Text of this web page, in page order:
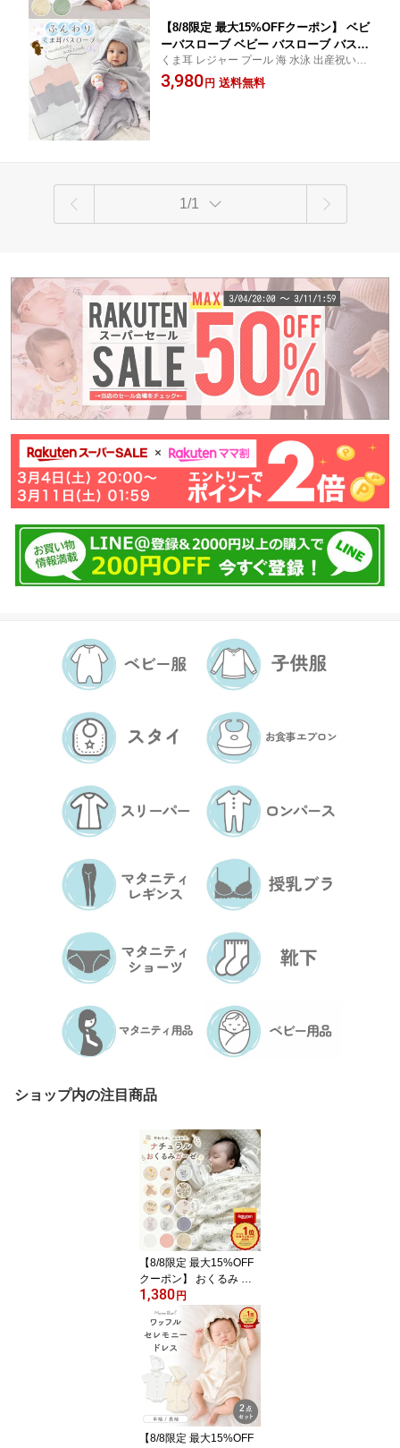
【8/8限定 最大15%OFFクーポン】 ベビ
ーバスローブ ベビー バスローブ バスタ
オル キッズ ポンチョ キッズバスローブ
フード付きバスタオル 赤ちゃん 子供用
くま耳 レジャー プール 海 水泳 出産祝い ギ
フト プレゼント お風呂上がり 乾きやすい
時短 湯上がり 子供 こども ボタン付き 薄手
3,980 円 送料無料
1/1
ショップ内の注目商品
【8/8限定 最大15%OFF
クーポン】 おくるみ ガ
ーゼ 退院 かわいい 新生
児 ガーゼおくるみ 春 夏
用 ガーゼケット ベビー
赤ちゃん 6重ガーゼ 6重
2重 退院時 おくるみガー
ゼ ブランケット ベビー
ブランケット 出産祝い
お昼寝 保育園 春夏 退院
着 白
1,380円
【8/8限定 最大15%OFF